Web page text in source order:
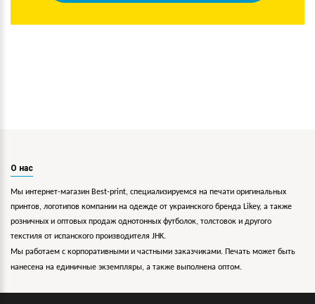
О нас
Мы интернет-магазин Best-print, специализируемся на печати оригинальных
принтов, логотипов компании на одежде от украинского бренда Likey, а также
розничных и оптовых продаж однотонных футболок, толстовок и другого
текстиля от испанского производителя JHK.
Мы работаем с корпоративными и частными заказчиками. Печать может быть
нанесена на единичные экземпляры, а также выполнена оптом.